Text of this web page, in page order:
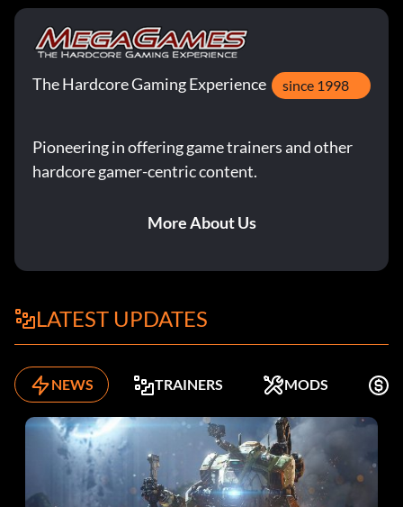
The Hardcore Gaming Experience since 1998
Pioneering in offering game trainers and other
hardcore gamer-centric content.
More About Us
LATEST UPDATES
NEWS TRAINERS MODS